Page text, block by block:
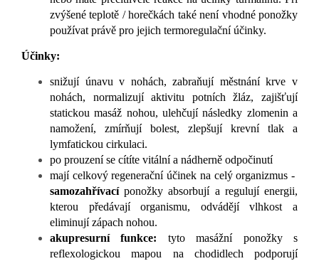
zvýšené teplotě / horečkách také není vhodné ponožky
používat právě pro jejich termoregulační účinky.
Účinky:
snižují únavu v nohách, zabraňují městnání krve v
nohách, normalizují aktivitu potních žláz, zajišťují
statickou masáž nohou, ulehčují následky zlomenin a
namožení, zmírňují bolest, zlepšují krevní tlak a
lymfatickou cirkulaci.
po prouzení se cítíte vitální a nádherně odpočinutí
mají celkový regenerační účinek na celý organizmus -
samozahřívacíponožky absorbují a regulují energii,
kterou předávají organismu, odvádějí vlhkost a
eliminují zápach nohou.
akupresurní funkce: tyto masážní ponožky s
reflexologickou mapou na chodidlech podporují